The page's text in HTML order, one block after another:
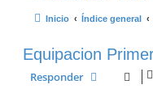
Inicio Índice general
Equipacion
Responder